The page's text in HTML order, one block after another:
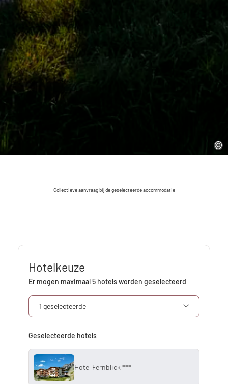
Collectieve aanvraag bij de geselecteerde accommodatie
Hotelkeuze
Er mogen maximaal 5 hotels worden geselecteerd
1 geselecteerde
Geselecteerde hotels
Hotel Fernblick ***